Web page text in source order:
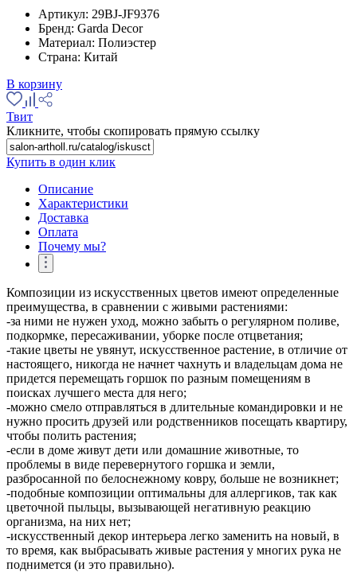
Артикул: 29BJ-JF9376
Бренд: Garda Decor
Материал: Полиэстер
Страна: Китай
В корзину
Твит
Кликните, чтобы скопировать прямую ссылку
Купить в один клик
Описание
Характеристики
Доставка
Оплата
Почему мы?
Композиции из искусственных цветов имеют определенные
преимущества, в сравнении с живыми растениями:
-за ними не нужен уход, можно забыть о регулярном поливе,
подкормке, пересаживании, уборке после отцветания;
-такие цветы не увянут, искусственное растение, в отличие от
настоящего, никогда не начнет чахнуть и владельцам дома не
придется перемещать горшок по разным помещениям в
поисках лучшего места для него;
-можно смело отправляться в длительные командировки и не
нужно просить друзей или родственников посещать квартиру,
чтобы полить растения;
-если в доме живут дети или домашние животные, то
проблемы в виде перевернутого горшка и земли,
разбросанной по белоснежному ковру, больше не возникнет;
-подобные композиции оптимальны для аллергиков, так как
цветочной пыльцы, вызывающей негативную реакцию
организма, на них нет;
-искусственный декор интерьера легко заменить на новый, в
то время, как выбрасывать живые растения у многих рука не
поднимется (и это правильно).